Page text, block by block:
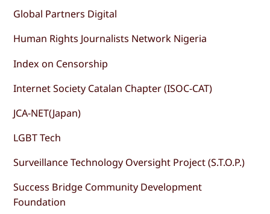
Global Partners Digital
Human Rights Journalists Network Nigeria
Index on Censorship
Internet Society Catalan Chapter (ISOC-CAT)
JCA-NET(Japan)
LGBT Tech
Surveillance Technology Oversight Project (S.T.O.P.)
Success Bridge Community Development
Foundation